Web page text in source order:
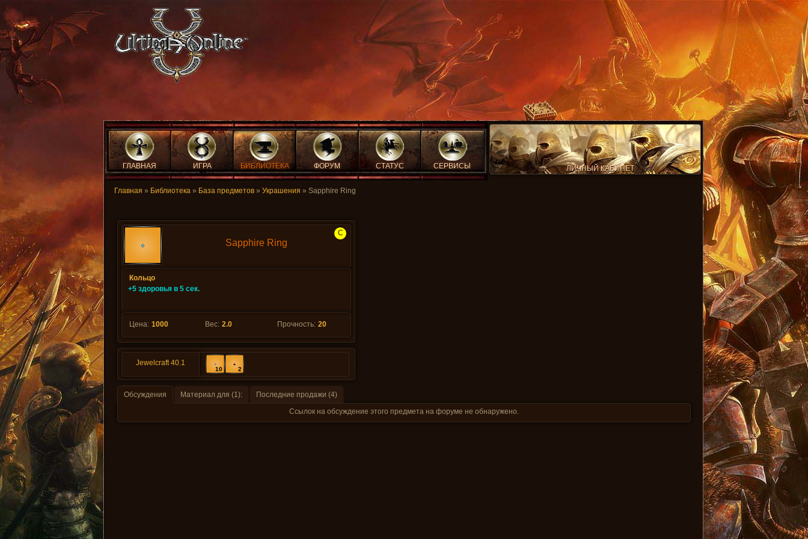
ГЛАВНАЯ ИГРА БИБЛИОТЕКА ФОРУМ СТАТУС СЕРВИСЫ ЛИЧНЫЙ КАБИНЕТ
Главная » Библиотека » База предметов » Украшения » Sapphire Ring
Sapphire Ring
C
Кольцо
+5 здоровья в 5 сек.
Цена: 1000 Вес: 2.0 Прочность: 20
Jewelcraft 40.1
10 2
Обсуждения Материал для (1):
Последние продажи (4)
Ссылок на обсуждение этого предмета на форуме не обнаружено.